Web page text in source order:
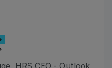
Ansehen